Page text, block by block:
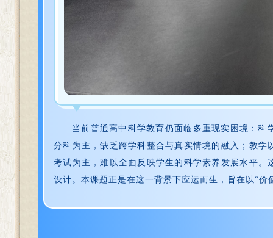
当前普通高中科学教育仍面临多重现实困境：
分科为主，缺乏跨学科整合与真实情境的融入；教
考试为主，难以全面反映学生的科学素养发展水平
设计。本课题正是在这一背景下应运而生，旨在以“